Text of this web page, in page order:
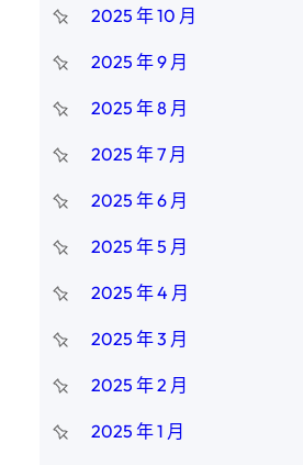
2025 年 10 月
2025 年 9 月
2025 年 8 月
2025 年 7 月
2025 年 6 月
2025 年 5 月
2025 年 4 月
2025 年 3 月
2025 年 2 月
2025 年 1 月